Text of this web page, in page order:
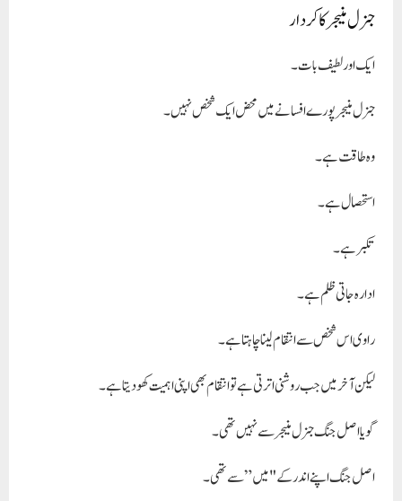
جنرل منیجر کا کردار
ایک اور لطیف بات۔
جنرل منیجر پورے افسانے میں محض ایک شخص نہیں۔
وہ طاقت ہے۔
استحصال ہے۔
تکبر ہے۔
ادارہ جاتی ظلم ہے۔
راوی اس شخص سے انتقام لینا چاہتا ہے۔
لیکن آخر میں جب روشنی اترتی ہے تو انتقام بھی اپنی اہمیت کھو دیتا ہے۔
گویا اصل جنگ جنرل منیجر سے نہیں تھی۔
اصل جنگ اپنے اندر کے "میں” سے تھی۔